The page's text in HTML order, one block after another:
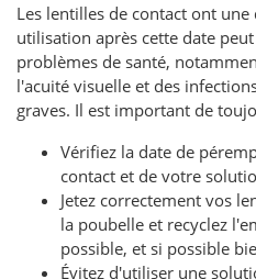
Les lentilles de contact ont
utilisation après cette date
problèmes de santé,
l'acuité visuelle et des
graves. Il est important de
Vérifiez la date de
contact et de votre
Jetez correctement vos
la poubelle et recyclez
possible, et si possible
Évitez d'utiliser une